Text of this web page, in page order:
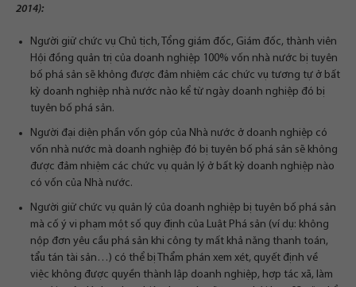
2014):
Người giữ chức vụ Chủ tịch, Tổng giám đốc, Giám đốc, thành viên
Hội đồng quản trị của doanh nghiệp 100% vốn nhà nước bị tuyên
bố phá sản sẽ không được đảm nhiệm các chức vụ tương tự ở bất
kỳ doanh nghiệp nhà nước nào kể từ ngày doanh nghiệp đó bị
tuyên bố phá sản.
Người đại diện phần vốn góp của Nhà nước ở doanh nghiệp có
vốn nhà nước mà doanh nghiệp đó bị tuyên bố phá sản sẽ không
được đảm nhiệm các chức vụ quản lý ở bất kỳ doanh nghiệp nào
có vốn của Nhà nước.
Người giữ chức vụ quản lý của doanh nghiệp bị tuyên bố phá sản
mà cố ý vi phạm một số quy định của Luật Phá sản (ví dụ: không
nộp đơn yêu cầu phá sản khi công ty mất khả năng thanh toán,
tẩu tán tài sản…) có thể bị Thẩm phán xem xét, quyết định về
việc không được quyền thành lập doanh nghiệp, hợp tác xã, làm